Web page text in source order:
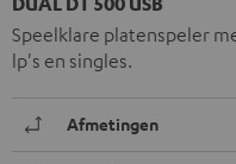
Speelklare platenspeler
lp's en singles.
Afmetingen